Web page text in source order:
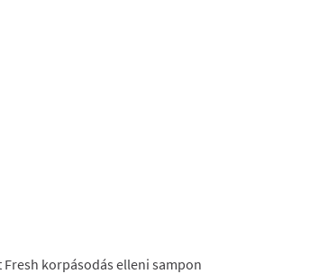
Fresh korpásodás elleni sampon